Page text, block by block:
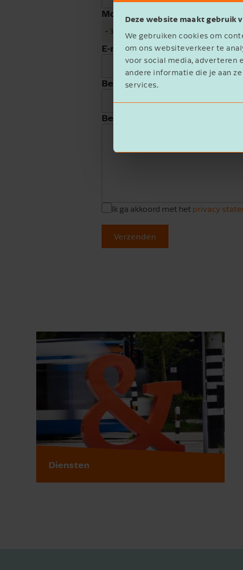
Deze website maakt gebruik
We gebruiken cookies om
om ons websiteverkeer te
voor social media, adverteren
andere informatie die je aan
services.
Mobiele telefoon
+31
E-mailadres
Bedrijfsnaam
Beschrijving
Ik ga akkoord met het privacy
Verzenden
Diensten